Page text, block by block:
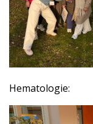
Hematologie: